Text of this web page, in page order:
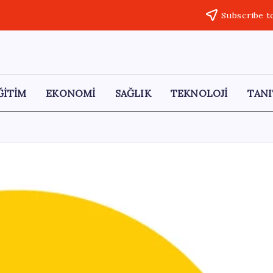
Subscribe
EKONOMİ SAĞLIK TEKNOLOJİ